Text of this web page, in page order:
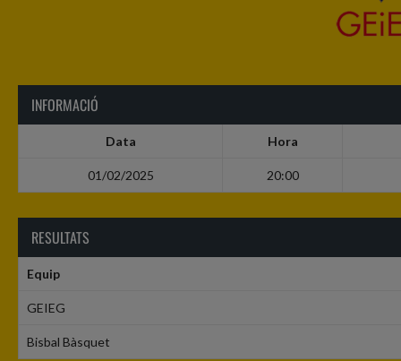
INFORMACIÓ
Data Hora
01/02/2025 20:00
RESULTATS
Equip
GEIEG
Bisbal Bàsquet